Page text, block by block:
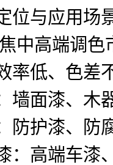
位与应用场
中高端调
率低、色差
墙面漆、木
防护漆、防
：高端车漆